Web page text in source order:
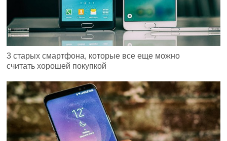
3 старых смартфона, которые все еще можно
считать хорошей покупкой